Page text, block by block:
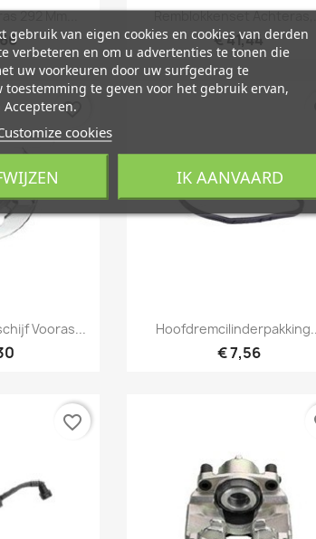
292 Mm... Snel bekijken
Remblokkenset
€ 41,44
Vooras...
favorite_border
Snel bekijken
€ 7,56
favorite_border
gebruik van eigen cookies en cookies van derden
verbeteren en om u advertenties te tonen die
uw voorkeuren door uw surfgedrag te
toestemming te geven voor het gebruik ervan,
cookies
IK AANVAARD